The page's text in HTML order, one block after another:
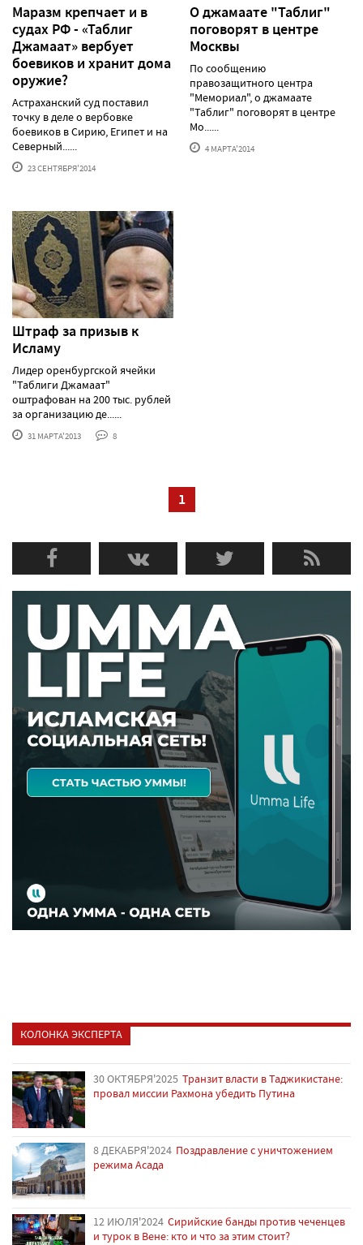
Маразм крепчает и в
судах РФ - «Таблиг
Джамаат» вербует
боевиков и хранит дома
оружие?
Астраханский суд поставил
точку в деле о вербовке
боевиков в Сирию, Египет и на
Северный......
23 СЕНТЯБРЯ'2014
О джамаате "Таблиг"
поговорят в центре
Москвы
По сообщению
правозащитного центра
"Мемориал", о джамаате
"Таблиг" поговорят в центре
Мо......
4 МАРТА'2014
Штраф за призыв к
Исламу
Лидер оренбургской ячейки
"Таблиги Джамаат"
оштрафован на 200 тыс. рублей
за организацию де......
31 МАРТА'2013 8
1
КОЛОНКА ЭКСПЕРТА
30 ОКТЯБРЯ'2025 Транзит власти в Таджикистане:
провал миссии Рахмона убедить Путина
8 ДЕКАБРЯ'2024 Поздравление с уничтожением
режима Асада
12 ИЮЛЯ'2024 Сирийские банды против чеченцев
и турок в Вене: кто и что за этим стоит?